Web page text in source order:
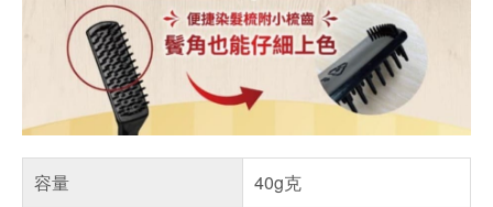
容量
40g克